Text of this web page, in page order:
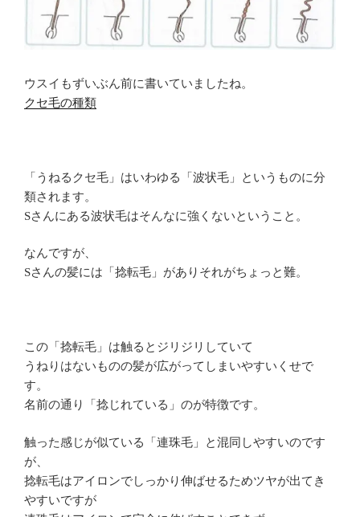
ウスイもずいぶん前に書いていましたね。
クセ毛の種類
「うねるクセ毛」はいわゆる「波状毛」というものに分
類されます。
Sさんにある波状毛はそんなに強くないということ。
なんですが、
Sさんの髪には「捻転毛」がありそれがちょっと難。
この「捻転毛」は触るとジリジリしていて
うねりはないものの髪が広がってしまいやすいくせで
す。
名前の通り「捻じれている」のが特徴です。
触った感じが似ている「連珠毛」と混同しやすいのです
が、
捻転毛はアイロンでしっかり伸ばせるためツヤが出てき
やすいですが